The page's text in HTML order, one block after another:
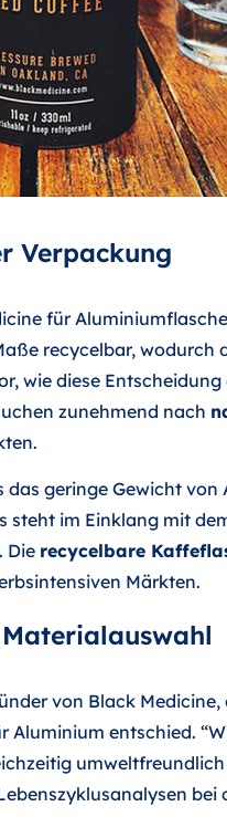
Verpackung
für
recycelbar, wodurch
wie diese
zunehmend nach
geringe Gewicht von
steht im Einklang mit
Die recycelbare
Märkten.
von Black Medicine,
entschied.
umweltfreundlich
bei